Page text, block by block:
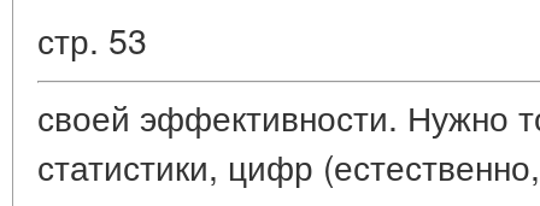
стр. 53
своей эффективности. Нужно
статистики, цифр